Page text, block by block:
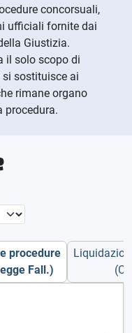
concorsuali,
ufficiali fornite dai
Giustizia.
il solo scopo di
sostituisce ai
rimane organo
procedura.
procedure
Fall.)